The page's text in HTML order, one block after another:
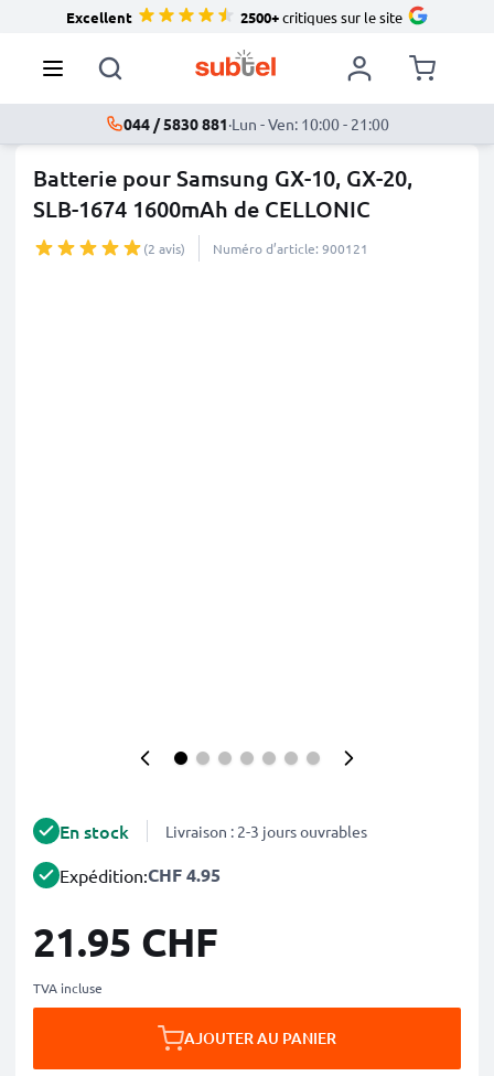
Excellent 2500+critiques sur le site
044 / 5830 881·Lun - Ven: 10:00 - 21:00
Batterie pour Samsung GX-10, GX-20,
SLB-1674 1600mAh de CELLONIC
(2 avis) Numéro d’article: 900121
En stock Livraison : 2-3 jours ouvrables
Expédition:CHF 4.95
21.95 CHF
TVA incluse
AJOUTER AU PANIER